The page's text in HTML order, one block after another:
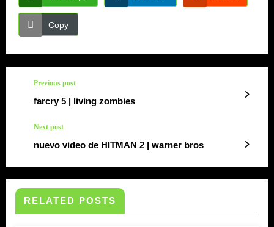
Copy
Previous post
farcry 5 | living zombies
Next post
nuevo video de HITMAN 2 | warner bros
RELATED POSTS